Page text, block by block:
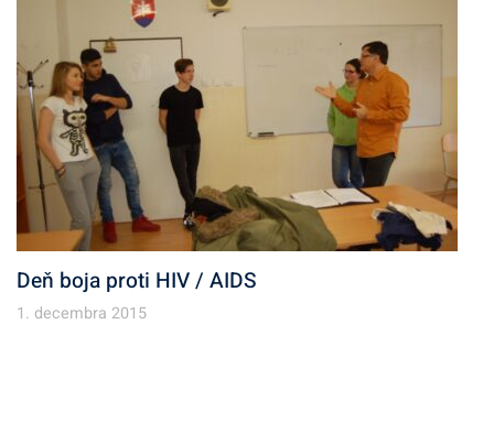
Deň boja proti HIV / AIDS
1. decembra 2015